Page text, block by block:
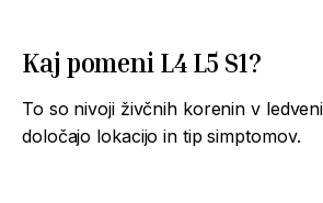
Kaj pomeni L4 L5 S1?
To so nivoji živčnih korenin v
določajo lokacijo in tip simptomov.